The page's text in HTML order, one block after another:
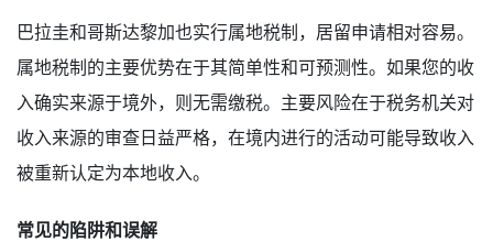
巴拉圭和哥斯达黎加也实行属地税制，居留申请相对容易。
属地税制的主要优势在于其简单性和可预测性。如果您的收
入确实来源于境外，则无需缴税。主要风险在于税务机关对
收入来源的审查日益严格，在境内进行的活动可能导致收入
被重新认定为本地收入。
常见的陷阱和误解